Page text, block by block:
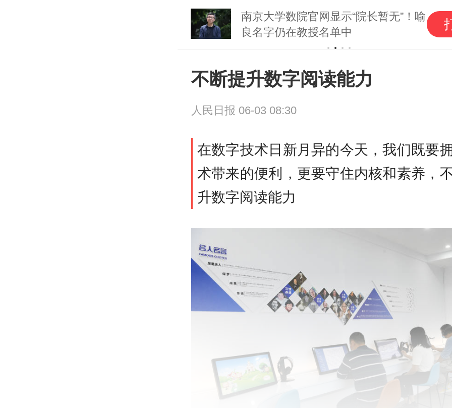
南京大学数院官网显示“院长暂无”！喻
良名字仍在教授名单中
不断提升数字阅读能力
人民日报 06-03 08:30
在数字技术日新月异的今天，我们既要
术带来的便利，更要守住内核和素养，
升数字阅读能力